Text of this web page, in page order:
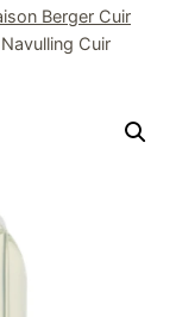
Berger Cuir
Cuir